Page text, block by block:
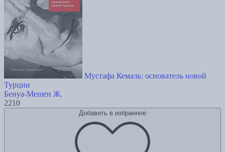
Мустафа Кемаль: основатель новой
Турции
Бенуа-Мешен Ж.
2210
Добавить в избранное